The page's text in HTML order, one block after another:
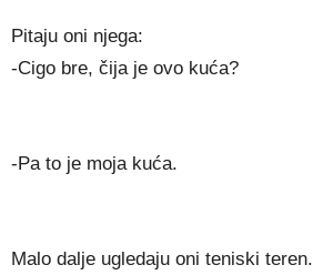
Pitaju oni njega:
-Cigo bre, čija je ovo kuća?
-Pa to je moja kuća.
Malo dalje ugledaju oni teniski teren.